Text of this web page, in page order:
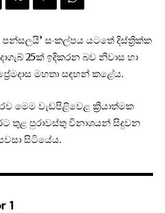
පන්සලයි’ සංකල්පය යටතේ දිස්ත්‍රික්ක
25ක් ඉදිකරන බව නිවාස හා
මහතා සඳහන් කළේය.
මෙම වැඩපිළිවෙළ ක්‍රියාත්මක
තුළ පුරාවස්තු විනාශයන් සිදුවන
සිටියේය.
1